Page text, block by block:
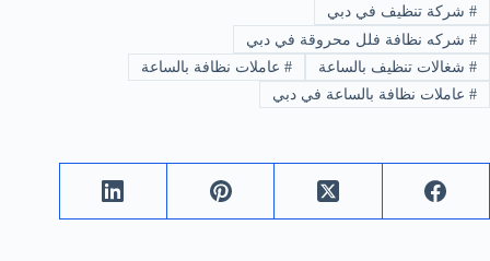
#شركة تنظيف في دبي
#شركه نظافة فلل محروقة في دبي
#شغالات تنظيف بالساعة #عاملات نظافة بالساعة
#عاملات نظافة بالساعة في دبي